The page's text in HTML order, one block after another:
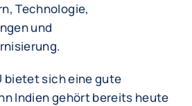
Technologie,
und
bietet sich eine gute
Indien gehört bereits heute